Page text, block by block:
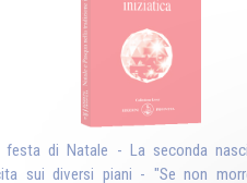
festa di Natale - La seconda
sui diversi piani - "Se non